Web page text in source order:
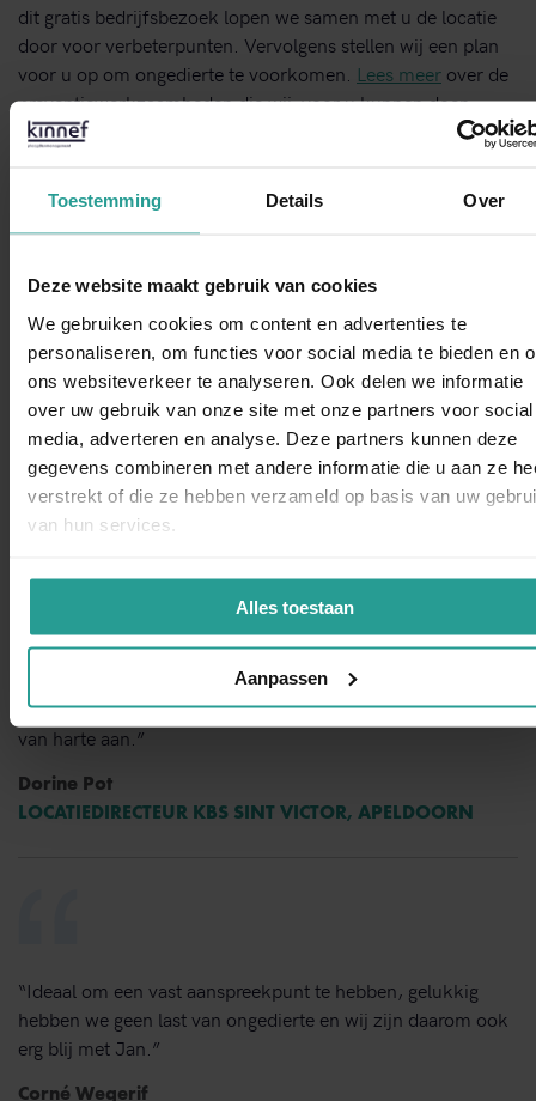
Toestemming Details Over
Deze website maakt gebruik van cookies
We gebruiken cookies om content en advertenties te
personaliseren, om functies voor social media te bieden en
ons websiteverkeer te analyseren. Ook delen we informatie
over uw gebruik van onze site met onze partners voor social
media, adverteren en analyse. Deze partners kunnen deze
gegevens combineren met andere informatie die u aan ze
verstrekt of die ze hebben verzameld op basis van uw
van hun services.
Alles toestaan
Aanpassen
dit gratis bedrijfsbezoek lopen we samen met u de locatie
door voor verbeterpunten. Vervolgens stellen wij een plan
voor u op om ongedierte te voorkomen. Lees meer over de
preventiewerkzaamheden die wij voor u kunnen doen.
CONTACTFORMULIER
Binnen 1 werkdag antwoord
Opdrachtgevers over Kinnef:
“Kinnef Plaagdiermanagement heeft bij ons op en adequate
manier de ongedierte bestrijding uitgevoerd. Wij zijn zeer
tevreden over de snelheid van handelen de grondige wijze
van bestrijden en de vlotte follow up. Dit bedrijf bevelen wij
van harte aan.”
Dorine Pot
LOCATIEDIRECTEUR KBS SINT VICTOR, APELDOORN
“Ideaal om een vast aanspreekpunt te hebben, gelukkig
hebben we geen last van ongedierte en wij zijn daarom ook
erg blij met Jan.”
Corné Wegerif